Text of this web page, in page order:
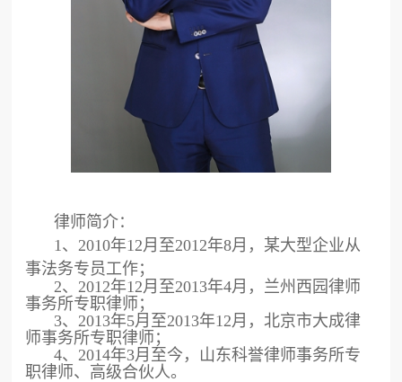
律师简介：
1、2010年12月至2012年8月，某大型企业从
事法务专员工作；
2、2012年12月至2013年4月，兰州西园律师
事务所专职律师；
3、2013年5月至2013年12月，北京市大成律
师事务所专职律师；
4、2014年3月至今，山东科誉律师事务所专
职律师、高级合伙人。